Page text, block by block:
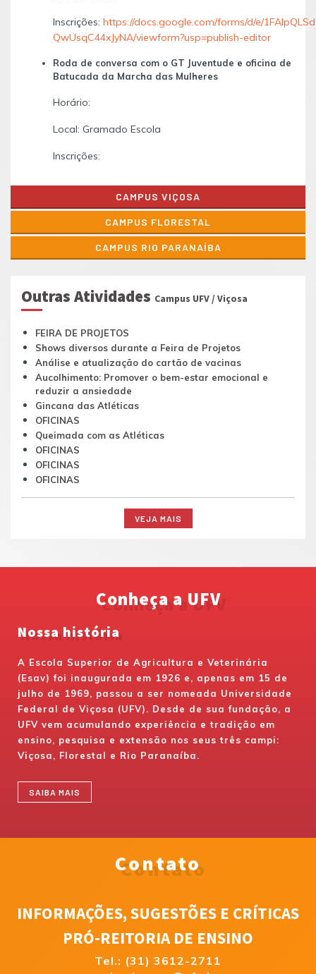
Inscrições: https://docs.google.com/forms/d/e/
QwUsqC44xJyNA/viewform?usp=publish-editor
Roda de conversa com o GT Juventude e oficina de
Batucada da Marcha das Mulheres
Horário:
Local: Gramado Escola
Inscrições:
CAMPUS VIÇOSA
CAMPUS FLORESTAL
CAMPUS RIO PARANAÍBA
Outras Atividades Campus UFV / Viçosa
FEIRA DE PROJETOS
Shows diversos durante a Feira de Projetos
Análise e atualização do cartão de vacinas
Aucolhimento: Promover o bem-estar emocional e
reduzir a ansiedade
Gincana das Atléticas
OFICINAS
Queimada com as Atléticas
OFICINAS
OFICINAS
OFICINAS
VEJA MAIS
Conheça a UFV
Nossa história
A Escola Superior de Agricultura e Veterinária
(Esav) foi inaugurada em 1926 e, apenas em 15 de
julho de 1969, passou a ser nomeada Universidade
Federal de Viçosa (UFV). Desde de sua fundação, a
UFV vem acumulando experiência e tradição em
ensino, pesquisa e extensão nos seus três campi:
Viçosa, Florestal e Rio Paranaíba.
SAIBA MAIS
Contato
INFORMAÇÕES, SUGESTÕES E CRÍTICAS
PRÓ-REITORIA DE ENSINO
Tel.: (31) 3612-2711